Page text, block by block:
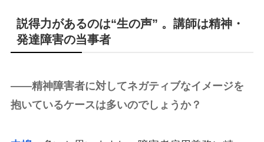
説得力があるのは“生の声” 。講師は精神・
発達障害の当事者
――精神障害者に対してネガティブなイメージを
抱いているケースは多いのでしょうか？